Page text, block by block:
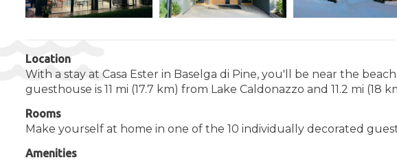
Location
With a stay at Casa Ester in Baselga di Pine, you'll be near the
guesthouse is 11 mi (17.7 km) from Lake Caldonazzo and 11.2 mi (18
Rooms
Make yourself at home in one of the 10 individually decorated
Amenities